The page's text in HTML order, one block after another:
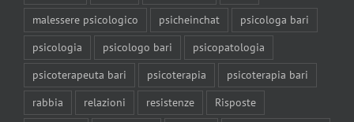
malessere psicologico
psicheinchat
psicologa bari
psicologia
psicologo bari
psicopatologia
psicoterapeuta bari
psicoterapia
psicoterapia bari
rabbia
relazioni resistenze Risposte